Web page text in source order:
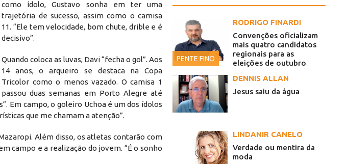
Os atletas fazem parte da Escolinha do Odair há mais de cinco anos
como ídolo, Gustavo sonha em ter uma
trajetória de sucesso, assim como o camisa
11. “Ele tem velocidade, bom chute, drible e é
decisivo”.
Quando coloca as luvas, Davi “fecha o gol”. Aos
14 anos, o arqueiro se destaca na Copa
Tricolor como o menos vazado. O camisa 1
passou duas semanas em Porto Alegre até
Em campo, o goleiro Uchoa é um dos ídolos
que me chamam a atenção”.
Além disso, os atletas contarão com
campo e a realização do jovem. “É o sonho
PENTE FINO
RODRIGO FINARDI
Convenções oficializam
mais quatro candidatos
regionais para as
eleições de outubro
DENNIS ALLAN
Jesus saiu da água
LINDANIR CANELO
Verdade ou mentira da
moda